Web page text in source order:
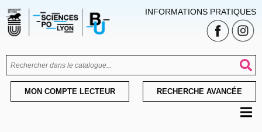
INFORMATIONS PRATIQUES
MON COMPTE LECTEUR RECHERCHE AVANCÉE